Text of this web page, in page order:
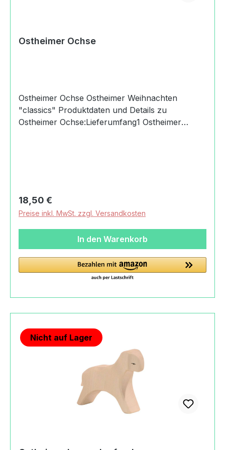
Ostheimer Ochse
Ostheimer Ochse Ostheimer Weihnachten
"classics" Produktdaten und Details zu
Ostheimer Ochse:Lieferumfang1 Ostheimer
Kindern freies SpielHolz aus heimischen Wäldern
wie Ahorn, Esche und Erlekeine Vorbehandlung
oder Grundierung, transparente Bemalung von
HandVerwendung wasserlöslicher
Spielzeugfarben nach DIN EN
71/3Endbehandlung mit biologischen
Ölenunversiegelte, offenporige Holzoberflächen
schützen vor Bakterien (im Gegensatz zu
SpielzeugenHerkunftMade in GermanyAngaben
zum Hersteller (Informationspflichten zur GPSR
Produktsicherheitsverordnung) Margarete
Ostheimer GmbHBoschstraße73119 Zell u. A.,
(0)716494200kontakt@ostheimer.de
https://www.ostheimer.de
Regulärer Preis:
18,50 €
Preise inkl. MwSt. zzgl. Versandkosten
In den Warenkorb
Nicht auf Lager